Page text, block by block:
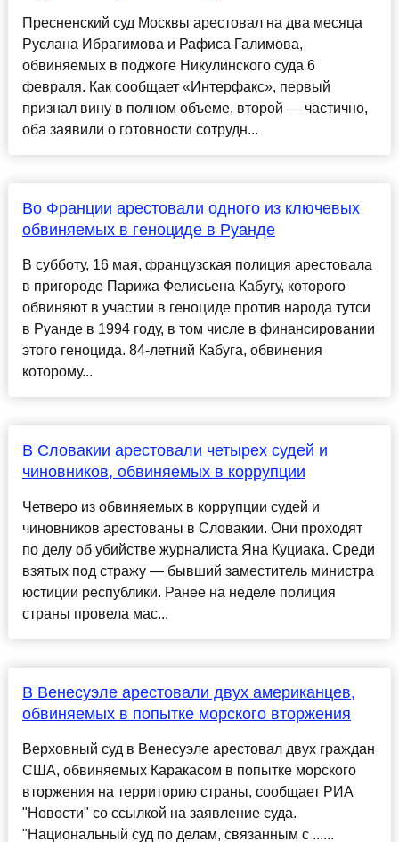
Пресненский суд Москвы арестовал на два месяца
Руслана Ибрагимова и Рафиса Галимова,
обвиняемых в поджоге Никулинского суда 6
февраля. Как сообщает «Интерфакс», первый
признал вину в полном объеме, второй — частично,
оба заявили о готовности сотрудн...
Во Франции арестовали одного из ключевых
обвиняемых в геноциде в Руанде
В субботу, 16 мая, французская полиция арестовала
в пригороде Парижа Фелисьена Кабугу, которого
обвиняют в участии в геноциде против народа тутси
в Руанде в 1994 году, в том числе в финансировании
этого геноцида. 84-летний Кабуга, обвинения
которому...
В Словакии арестовали четырех судей и
чиновников, обвиняемых в коррупции
Четверо из обвиняемых в коррупции судей и
чиновников арестованы в Словакии. Они проходят
по делу об убийстве журналиста Яна Куциака. Среди
взятых под стражу — бывший заместитель министра
юстиции республики. Ранее на неделе полиция
страны провела мас...
В Венесуэле арестовали двух американцев,
обвиняемых в попытке морского вторжения
Верховный суд в Венесуэле арестовал двух граждан
США, обвиняемых Каракасом в попытке морского
вторжения на территорию страны, сообщает РИА
"Новости" со ссылкой на заявление суда.
"Национальный суд по делам, связанным с ......